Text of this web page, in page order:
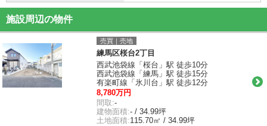
施設周辺の物件
売買｜売地
練馬区桜台2丁目
西武池袋線「桜台」駅 徒歩10分
西武池袋線「練馬」駅 徒歩15分
有楽町線「氷川台」駅 徒歩12分
8,780万円
間取:-
建物面積:- / 34.99坪
土地面積:115.70㎡ / 34.99坪